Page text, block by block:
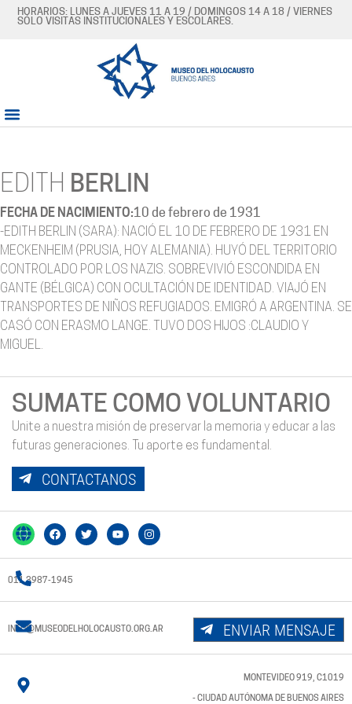
HORARIOS: LUNES A JUEVES 11 A 19 / DOMINGOS 14 A 18 / VIERNES
SÓLO VISITAS INSTITUCIONALES Y ESCOLARES.
EDITH BERLIN
FECHA DE NACIMIENTO:10 de febrero de 1931
-EDITH BERLIN (SARA): NACIÓ EL 10 DE FEBRERO DE 1931 EN
MECKENHEIM (PRUSIA, HOY ALEMANIA). HUYÓ DEL TERRITORIO
CONTROLADO POR LOS NAZIS. SOBREVIVIÓ ESCONDIDA EN
GANTE (BÉLGICA) CON OCULTACIÓN DE IDENTIDAD. VIAJÓ EN
TRANSPORTES DE NIÑOS REFUGIADOS. EMIGRÓ A ARGENTINA. SE
CASÓ CON ERASMO LANGE. TUVO DOS HIJOS :CLAUDIO Y
MIGUEL.
SUMATE COMO VOLUNTARIO
Unite a nuestra misión de preservar la memoria y educar a las
futuras generaciones. Tu aporte es fundamental.
CONTACTANOS
011 3987-1945
INFO@MUSEODELHOLOCAUSTO.ORG.AR ENVIAR MENSAJE
MONTEVIDEO 919, C1019
- CIUDAD AUTÓNOMA DE BUENOS AIRES